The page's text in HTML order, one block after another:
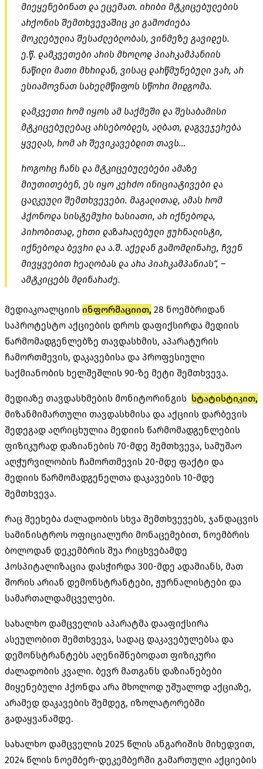
მიეყენებინათ და ეცემათ. ირიბი მტკიცებულების
არქონის შემთხვევაშიც კი გამოძიება
მოკლებულია შესაძლებლობას, ვინმეზე გავიდეს.
ე.წ. დამკვეთები არის მხოლოდ პიარკამპანიის
ნაწილი მათი მხრიდან, ვისაც დარწმუნებული ვარ, არ
ესიამოვნათ სახელმწიფოს სწორი მიდგომა.
დამკვეთი რომ იყოს ამ საქმეში და შესაბამისი
მტკიცებულებაც არსებობდეს, ალბათ, დაგვეჯერება
ყველას, რომ არ შევიკავებდით თავს…
როგორც ჩანს და მტკიცებულებები ამაზე
მიუთითებენ, ეს იყო კერძო ინიციატივები და
ცალკეული შემთხვევები. მაგალითად, ამას რომ
ჰქონოდა სისტემური ხასიათი, არ იქნებოდა,
პირობითად, ერთი დაზარალებული ჟურნალისტი,
იქნებოდა ბევრი და ა.შ. აქედან გამომდინარე, ჩვენ
მივყვებით რეალობას და არა პიარკამპანიას“, –
ამტკიცებს მდინარაძე.
მედიაკოალციის ინფორმაციით, 28 ნოემბრიდან
საპროტესტო აქციების დროს დაფიქსირდა მედიის
წარმომადგენლებზე თავდასხმის, აპარატურის
ჩამორთმევის, დაკავებისა და პროფესიული
საქმიანობის ხელშეშლის 90-ზე მეტი შემთხვევა.
მედიაზე თავდასხმების მონიტორინგის სტატისტიკით,
მიზანმიმართული თავდასხმისა და აქციის დარბევის
შედეგად აღრიცხულია მედიის წარმომადგენლების
ფიზიკურად დაზიანების 70-მდე შემთხვევა, სამუშაო
აღჭურვილობის ჩამორთმევის 20-მდე ფაქტი და
მედიის წარმომადგენელთა დაკავების 10-მდე
შემთხვევა.
რაც შეეხება ძალადობის სხვა შემთხვევებს, ჯანდაცვის
სამინისტროს ოფიციალური მონაცემებით, ნოემბრის
ბოლოდან დეკემბრის შუა რიცხვებამდე
ჰოსპიტალიზაცია დასჭირდა 300-მდე ადამიანს, მათ
შორის არიან დემონსტრანტები, ჟურნალისტები და
სამართალდამცველები.
სახალხო დამცველის აპარატმა დააფიქსირა
ასეულობით შემთხვევა, სადაც დაკავებულებსა და
დემონსტრანტებს აღენიშნებოდათ ფიზიკური
ძალადობის კვალი. ბევრ მათგანს დაზიანებები
მიყენებული ჰქონდა არა მხოლოდ უშუალოდ აქციაზე,
არამედ დაკავების შემდეგ, იზოლატორებში
გადაყვანამდე.
სახალხო დამცველის 2025 წლის ანგარიშის მიხედვით,
2024 წლის ნოემბერ-დეკემბერში გამართული აქციების